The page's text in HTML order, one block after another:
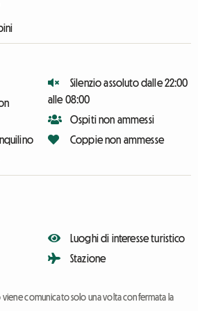
Silenzio assoluto dalle 22:00
alle 08:00
Ospiti non ammessi
Coppie non ammesse
Luoghi di interesse turistico
Stazione
comunicato solo una volta confermata la